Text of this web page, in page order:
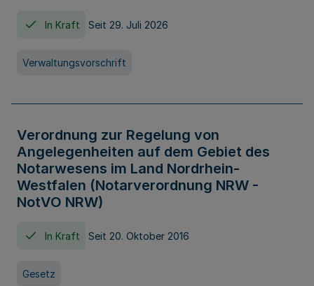
In Kraft Seit 29. Juli 2026
Verwaltungsvorschrift
Verordnung zur Regelung von
Angelegenheiten auf dem Gebiet des
Notarwesens im Land Nordrhein-
Westfalen (Notarverordnung NRW -
NotVO NRW)
In Kraft Seit 20. Oktober 2016
Gesetz